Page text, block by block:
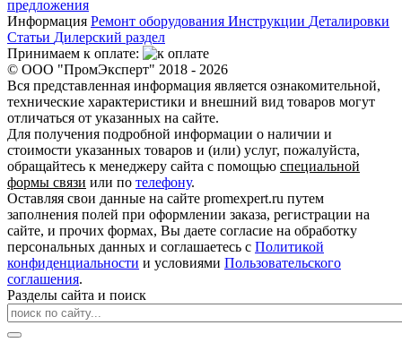
предложения
Информация Ремонт оборудования Инструкции Деталировки
Статьи Дилерский раздел
Принимаем к оплате:
© ООО "ПромЭксперт" 2018 - 2026
Вся представленная информация является ознакомительной,
технические характеристики и внешний вид товаров могут
отличаться от указанных на сайте.
Для получения подробной информации о наличии и
стоимости указанных товаров и (или) услуг, пожалуйста,
обращайтесь к менеджеру сайта с помощью специальной
формы связи или по телефону.
Оставляя свои данные на сайте promexpert.ru путем
заполнения полей при оформлении заказа, регистрации на
сайте, и прочих формах, Вы даете согласие на обработку
персональных данных и соглашаетесь с Политикой
конфиденциальности и условиями Пользовательского
соглашения.
Разделы сайта и поиск